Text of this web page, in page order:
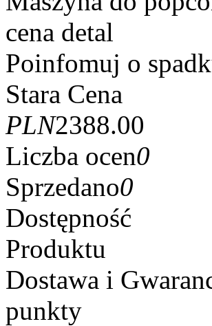
cena detal
Poinfomuj o
Stara Cena
PLN2388.00
Liczba ocen0
Sprzedano0
Dostępność
Produktu
Dostawa i
punkty